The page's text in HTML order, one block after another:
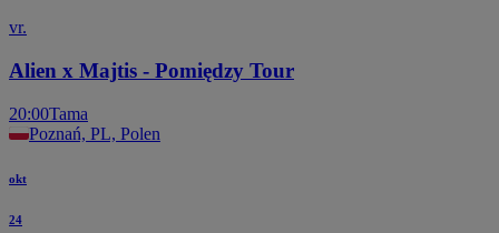
vr.
Alien x Majtis - Pomiędzy Tour
20:00Tama
Poznań, PL, Polen
okt
24